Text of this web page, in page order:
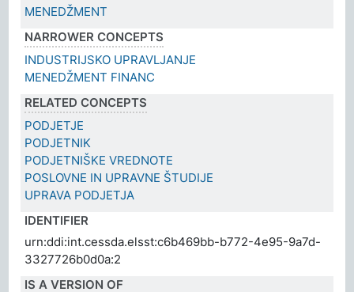
MENEDŽMENT
NARROWER CONCEPTS
INDUSTRIJSKO UPRAVLJANJE
MENEDŽMENT FINANC
RELATED CONCEPTS
PODJETJE
PODJETNIK
PODJETNIŠKE VREDNOTE
POSLOVNE IN UPRAVNE ŠTUDIJE
UPRAVA PODJETJA
IDENTIFIER
urn:ddi:int.cessda.elsst:c6b469bb-b772-4e95-9a7d-
3327726b0d0a:2
IS A VERSION OF